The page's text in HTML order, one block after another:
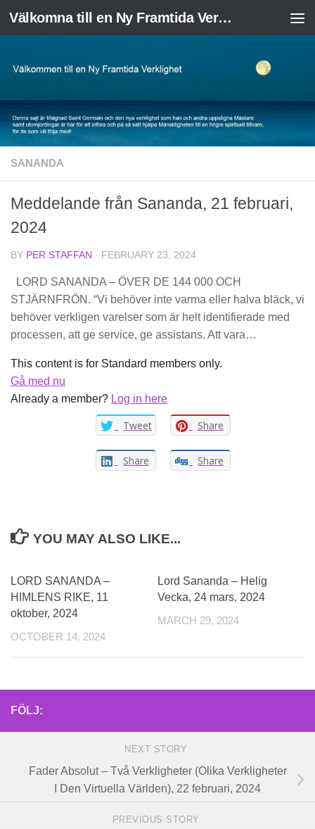
Skip to content Välkomna till en Ny Framtida Verklighet
SANANDA
Meddelande från Sananda, 21 februari,
2024
BY PER STAFFAN · FEBRUARY 23, 2024
LORD SANANDA – ÖVER DE 144 000 OCH
STJÄRNFRÖN. “Vi behöver inte varma eller halva bläck, vi
behöver verkligen varelser som är helt identifierade med
processen, att ge service, ge assistans. Att vara…
This content is for Standard members only.
Gå med nu
Already a member? Log in here
Tweet Share
Share Share
YOU MAY ALSO LIKE...
LORD SANANDA –
HIMLENS RIKE, 11
oktober, 2024
OCTOBER 14, 2024
Lord Sananda – Helig
Vecka, 24 mars, 2024
MARCH 29, 2024
FÖLJ:
NEXT STORY
Fader Absolut – Två Verkligheter (Olika Verkligheter
I Den Virtuella Världen), 22 februari, 2024
PREVIOUS STORY